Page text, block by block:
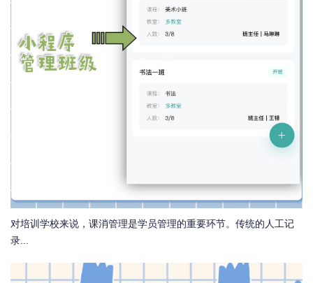
对培训学校来说，课消管理是学员管理的重要环节。传统的人工记
录...